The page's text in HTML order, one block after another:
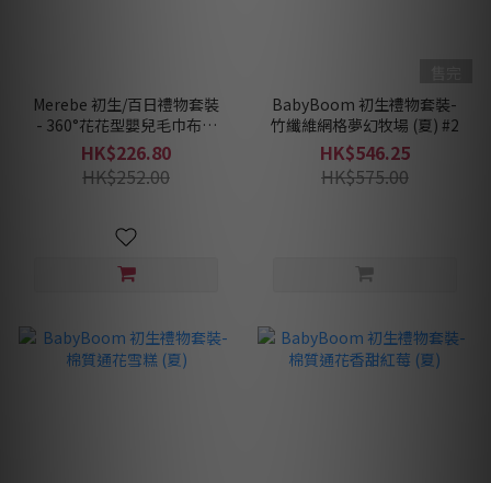
Merebe 初生/百日禮物套裝
- 360°花花型嬰兒毛巾布口
水肩3件裝(10種顏色任選3
件)
HK$226.80
HK$252.00
BabyBoom 初生禮物套裝-
竹纖維網格夢幻牧場 (夏) #2
HK$546.25
HK$575.00